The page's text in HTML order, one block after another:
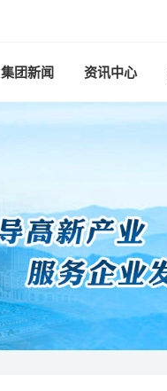
集团新闻 资讯中心